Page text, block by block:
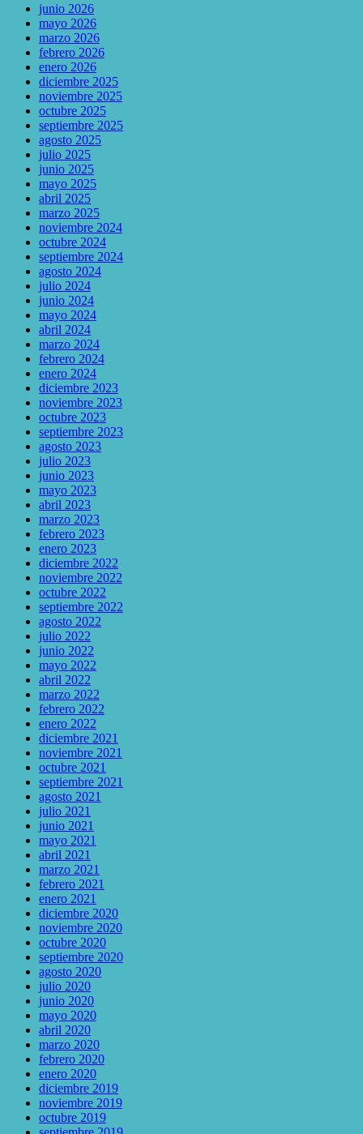
junio 2026
mayo 2026
marzo 2026
febrero 2026
enero 2026
diciembre 2025
noviembre 2025
octubre 2025
septiembre 2025
agosto 2025
julio 2025
junio 2025
mayo 2025
abril 2025
marzo 2025
noviembre 2024
octubre 2024
septiembre 2024
agosto 2024
julio 2024
junio 2024
mayo 2024
abril 2024
marzo 2024
febrero 2024
enero 2024
diciembre 2023
noviembre 2023
octubre 2023
septiembre 2023
agosto 2023
julio 2023
junio 2023
mayo 2023
abril 2023
marzo 2023
febrero 2023
enero 2023
diciembre 2022
noviembre 2022
octubre 2022
septiembre 2022
agosto 2022
julio 2022
junio 2022
mayo 2022
abril 2022
marzo 2022
febrero 2022
enero 2022
diciembre 2021
noviembre 2021
octubre 2021
septiembre 2021
agosto 2021
julio 2021
junio 2021
mayo 2021
abril 2021
marzo 2021
febrero 2021
enero 2021
diciembre 2020
noviembre 2020
octubre 2020
septiembre 2020
agosto 2020
julio 2020
junio 2020
mayo 2020
abril 2020
marzo 2020
febrero 2020
enero 2020
diciembre 2019
noviembre 2019
octubre 2019